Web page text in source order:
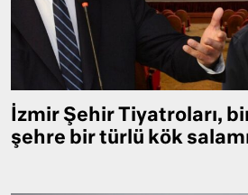
İzmir Şehir Tiyatroları,
şehre bir türlü kök